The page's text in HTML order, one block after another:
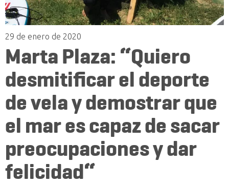
29 de enero de 2020
Marta Plaza: “Quiero
desmitificar el deporte
de vela y demostrar que
el mar es capaz de sacar
preocupaciones y dar
felicidad“